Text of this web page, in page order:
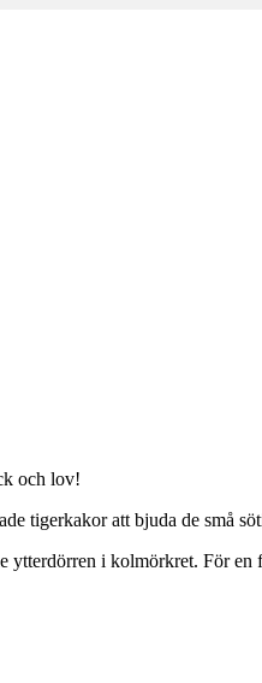
och lov!
tigerkakor att bjuda de små
i kolmörkret. För